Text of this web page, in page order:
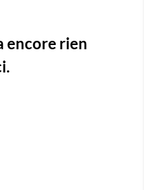
encore rien